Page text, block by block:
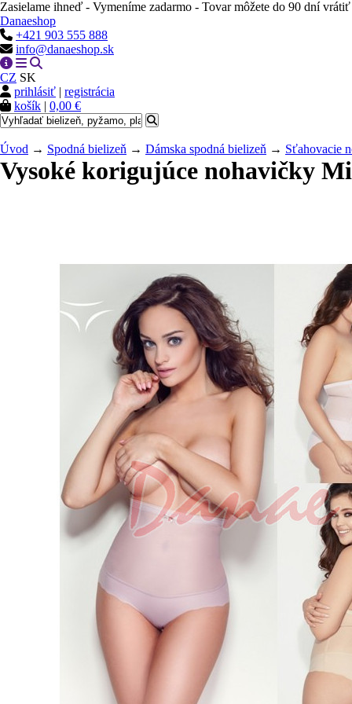
Zasielame ihneď - Vymeníme zadarmo - Tovar môžete do 90 dní
Danaeshop
+421 903 555 888
info@danaeshop.sk
CZ SK
prihlásiť | registrácia
košík | 0,00 €
Úvod → Spodná bielizeň → Dámska spodná bielizeň → Sťahovacie
Vysoké korigujúce nohavičky